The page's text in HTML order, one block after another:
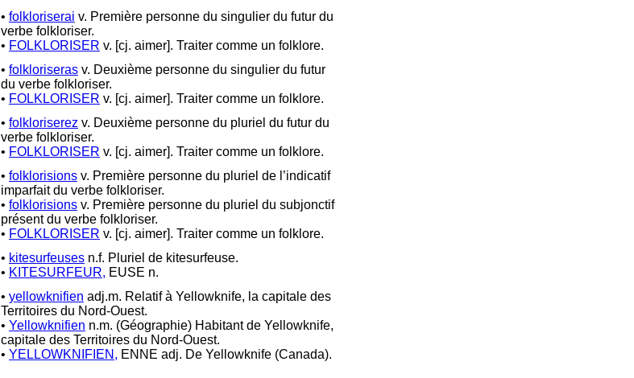
• folkloriserai v. Première personne du singulier du futur du
verbe folkloriser.
• FOLKLORISER v. [cj. aimer]. Traiter comme un folklore.
• folkloriseras v. Deuxième personne du singulier du futur
du verbe folkloriser.
• FOLKLORISER v. [cj. aimer]. Traiter comme un folklore.
• folkloriserez v. Deuxième personne du pluriel du futur du
verbe folkloriser.
• FOLKLORISER v. [cj. aimer]. Traiter comme un folklore.
• folklorisions v. Première personne du pluriel de l’indicatif
imparfait du verbe folkloriser.
• folklorisions v. Première personne du pluriel du subjonctif
présent du verbe folkloriser.
• FOLKLORISER v. [cj. aimer]. Traiter comme un folklore.
• kitesurfeuses n.f. Pluriel de kitesurfeuse.
• KITESURFEUR, EUSE n.
• yellowknifien adj.m. Relatif à Yellowknife, la capitale des
Territoires du Nord-Ouest.
• Yellowknifien n.m. (Géographie) Habitant de Yellowknife,
capitale des Territoires du Nord-Ouest.
• YELLOWKNIFIEN, ENNE adj. De Yellowknife (Canada).